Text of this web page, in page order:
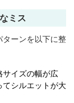
ミス
ーンを以下に整
サイズの幅が広
シルエットが大